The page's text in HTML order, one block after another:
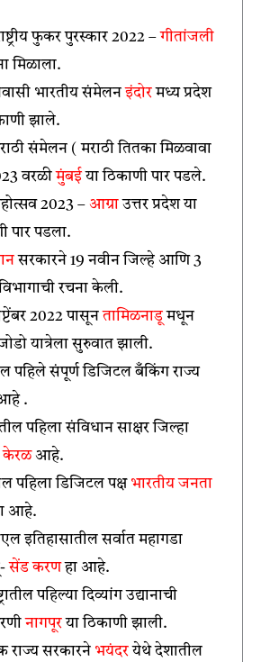
फुकर पुरस्कार 2022 –गीतांजली
मिळाला.
भारतीय संमेलनइंदोरमध्य प्रदेश
झाले.
संमेलन ( मराठी तितका मिळवावा
वरळीमुंबईया ठिकाणी पार पडले.
2023 – आग्राउत्तर प्रदेश या
पार पडला.
सरकारने 19 नवीन जिल्हे आणि 3
रचना केली.
2022 पासूनतामिळनाडूमधून
यात्रेला सुरुवात झाली.
पहिले संपूर्ण डिजिटल बँकिंग राज्य
.
पहिला संविधान साक्षर जिल्हा
केरळआहे.
पहिला डिजिटल पक्ष भारतीय जनता
आहे.
इतिहासातील सर्वात महागडा
सेंड करणहा आहे.
पहिल्या दिव्यांग उद्यानाची
नागपूरया ठिकाणी झाली.
राज्य सरकारने भयंदरयेथे देशातील